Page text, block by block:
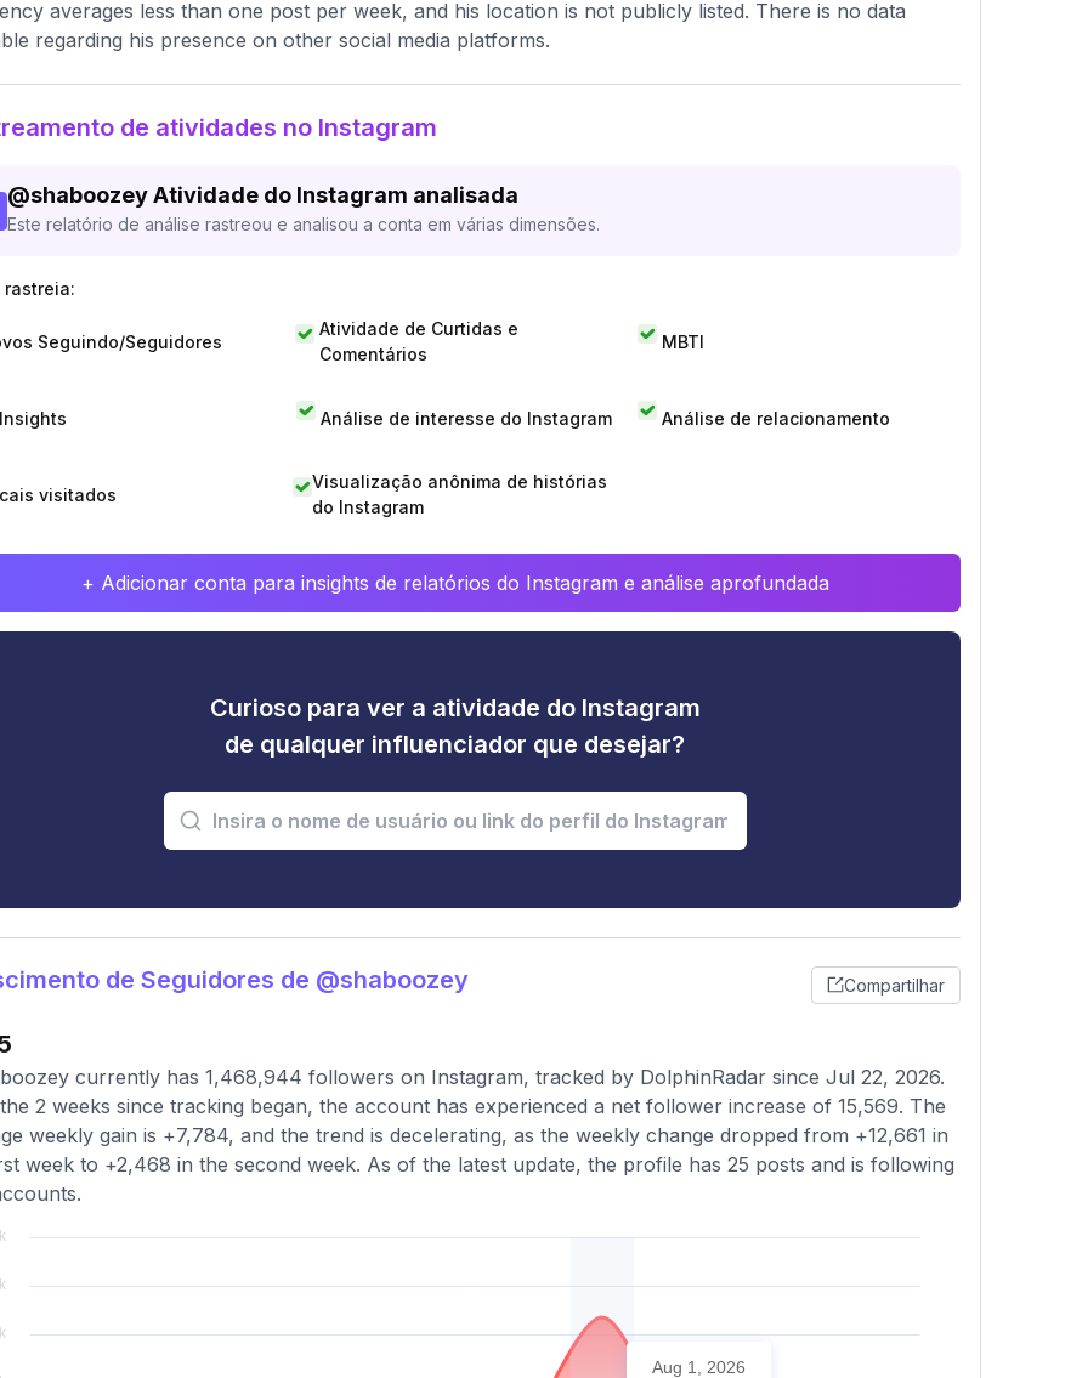
averages less than one post per week, and his location is not publicly listed. There is no data
regarding his presence on other social media platforms.
de atividades no Instagram
@shaboozeyAtividade do Instagram analisada
Este relatório de análise rastreou e analisou a conta em várias dimensões.
rastreia:
Seguindo/Seguidores
Atividade de Curtidas e
Comentários
MBTI
Análise de interesse do Instagram Análise de relacionamento
visitados
Visualização anônima de histórias
do Instagram
+ Adicionar conta para insights de relatórios do Instagram e análise aprofundada
Curioso para ver a atividade do Instagram
de qualquer influenciador que desejar?
de Seguidores de @shaboozey Compartilhar
currently has 1,468,944 followers on Instagram, tracked by DolphinRadar since Jul 22, 2026.
2 weeks since tracking began, the account has experienced a net follower increase of 15,569. The
weekly gain is +7,784, and the trend is decelerating, as the weekly change dropped from +12,661 in
week to +2,468 in the second week. As of the latest update, the profile has 25 posts and is following
Aug 1, 2026